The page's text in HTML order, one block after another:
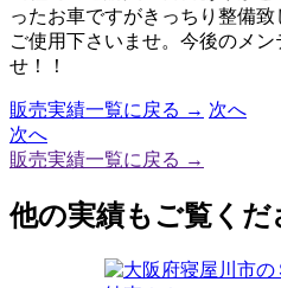
ったお車ですがきっちり整備
ご使用下さいませ。今後のメ
せ！！
販売実績一覧に戻る → 次へ
次へ
販売実績一覧に戻る →
他の実績もご覧くだ